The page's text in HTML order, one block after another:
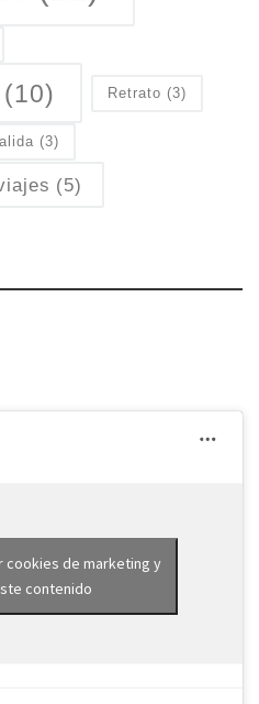
(10) Retrato (3)
(3)
(5)
cookies de marketing y
contenido